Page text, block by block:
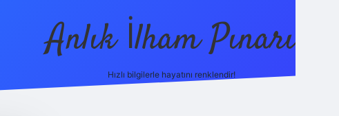
Anlık İlham Pınarı
Hızlı bilgilerle hayatını renklendir!